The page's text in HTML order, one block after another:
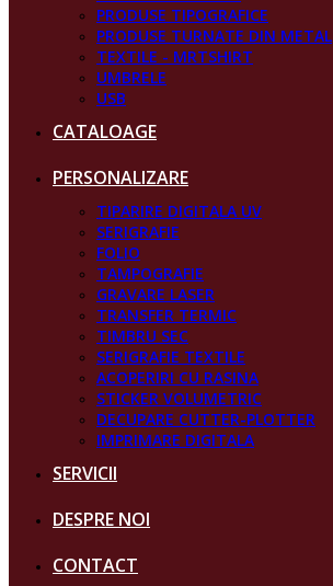
PRODUSE TIPOGRAFICE
PRODUSE TURNATE DIN METAL
TEXTILE - MRTSHIRT
UMBRELE
USB
CATALOAGE
PERSONALIZARE
TIPARIRE DIGITALA UV
SERIGRAFIE
FOLIO
TAMPOGRAFIE
GRAVARE LASER
TRANSFER TERMIC
TIMBRU SEC
SERIGRAFIE TEXTILE
ACOPERIRI CU RASINA
STICKER VOLUMETRIC
DECUPARE CUTTER-PLOTTER
IMPRIMARE DIGITALA
SERVICII
DESPRE NOI
CONTACT